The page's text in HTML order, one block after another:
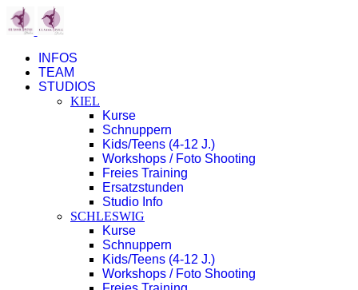
INFOS
TEAM
STUDIOS
KIEL
Kurse
Schnuppern
Kids/Teens (4-12 J.)
Workshops / Foto Shooting
Freies Training
Ersatzstunden
Studio Info
SCHLESWIG
Kurse
Schnuppern
Kids/Teens (4-12 J.)
Workshops / Foto Shooting